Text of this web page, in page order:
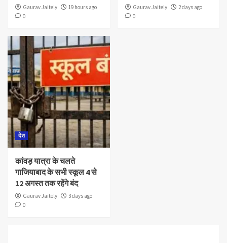
Gaurav Jaitely
19 hours ago
0
Gaurav Jaitely
2 days ago
0
देश
कांवड़ यात्रा के चलते
गाजियाबाद के सभी स्‍कूल 4 से
12 अगस्‍त तक रहेंगे बंद
Gaurav Jaitely
3 days ago
0